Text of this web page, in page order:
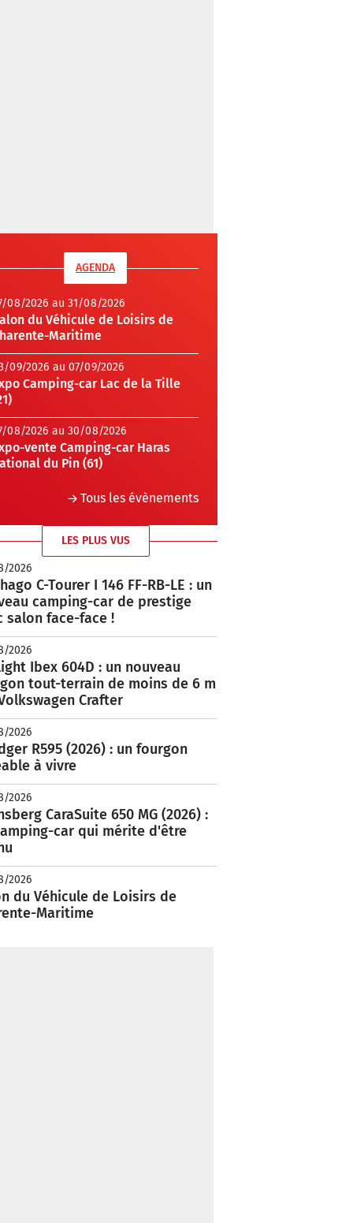
AGENDA
08/2026 au 31/08/2026
du Véhicule de Loisirs de
Maritime
09/2026 au 07/09/2026
Camping-car Lac de la Tille
08/2026 au 30/08/2026
vente Camping-car Haras
du Pin (61)
Tous les évènements
LES PLUS VUS
2026
C-Tourer I 146 FF-RB-LE : un
camping-car de prestige
salon face-face !
2026
Ibex 604D : un nouveau
tout-terrain de moins de 6 m
Crafter
2026
R595 (2026) : un fourgon
à vivre
2026
CaraSuite 650 MG (2026) :
car qui mérite d'être
2026
du Véhicule de Loisirs de
Maritime